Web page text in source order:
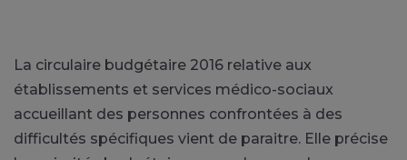
La circulaire budgétaire 2016 relative aux
établissements et services médico-sociaux
accueillant des personnes confrontées à des
difficultés spécifiques vient de paraitre. Elle précise